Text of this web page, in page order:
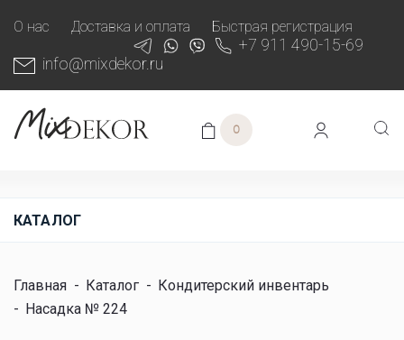
О нас Доставка и оплата Быстрая регистрация
+7 911 490-15-69
info@mixdekor.ru
0
КАТАЛОГ
Главная - Каталог - Кондитерский инвентарь
- Насадка № 224